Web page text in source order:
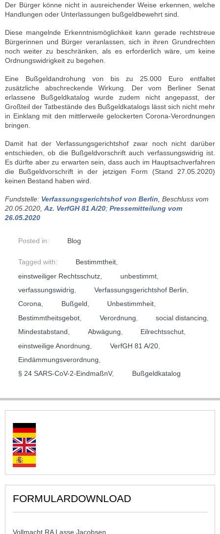
Der Bürger könne nicht in ausreichender Weise erkennen, welche
Handlungen oder Unterlassungen bußgeldbewehrt sind.
Diese mangelnde Erkenntnismöglichkeit kann gerade rechtstreue
Bürgerinnen und Bürger veranlassen, sich in ihren Grundrechten
noch weiter zu beschränken, als es erforderlich wäre, um keine
Ordnungswidrigkeit zu begehen.
Eine Bußgeldandrohung von bis zu 25.000 Euro entfaltet
zusätzliche abschreckende Wirkung. Der vom Berliner Senat
erlassene Bußgeldkatalog wurde zudem nicht angepasst, der
Großteil der Tatbestände des Bußgeldkatalogs lässt sich nicht mehr
in Einklang mit den mittlerweile gelockerten Corona-Verordnungen
bringen.
Damit hat der Verfassungsgerichtshof zwar noch nicht darüber
entschieden, ob die Bußgeldvorschrift auch verfassungswidrig ist.
Es dürfte aber zu erwarten sein, dass auch im Hauptsachverfahren
die Bußgeldvorschrift in der jetzigen Form (Stand 27.05.2020)
keinen Bestand haben wird.
Fundstelle: Verfassungsgerichtshof von Berlin , Beschluss vom
20.05.2020, Az. VerfGH 81 A/20; Pressemitteilung vom
26.05.2020
Posted in: Blog
Tagged with: Bestimmtheit,
einstweiliger Rechtsschutz
unbestimmt,
verfassungswidrig
Verfassungsgerichtshof Berlin
Corona, Bußgeld, Unbestimmheit,
Bestimmtheitsgebot
Verordnung social distancing
Mindestabstand
Abwägung Eilrechtsschut
einstweilige Anordnung
VerfGH 81 A/20,
Eindämmungsverordnung
§ 24 SARS-CoV-2-EindmaßnV, Bußgeldkatalog
FORMULARDOWNLOAD
Vollmacht RA Lasse Jacobsen